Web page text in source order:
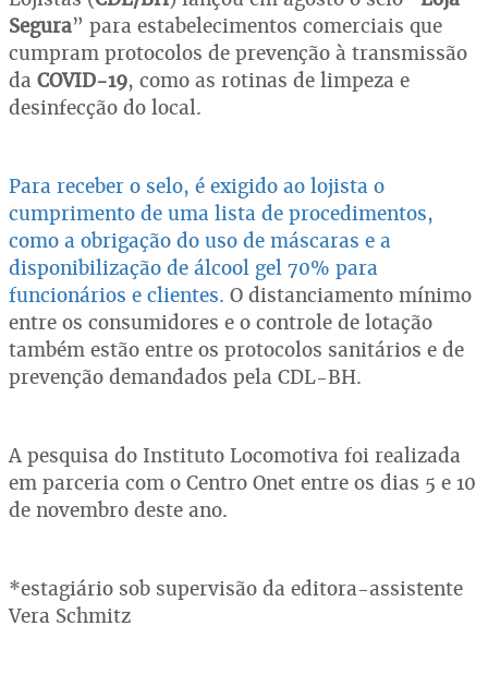
Segura” para estabelecimentos comerciais que
cumpram protocolos de prevenção à transmissão
da COVID-19, como as rotinas de limpeza e
desinfecção do local.
Para receber o selo, é exigido ao lojista o
cumprimento de uma lista de procedimentos,
como a obrigação do uso de máscaras e a
disponibilização de álcool gel 70% para
funcionários e clientes. O distanciamento mínimo
entre os consumidores e o controle de lotação
também estão entre os protocolos sanitários e de
prevenção demandados pela CDL-BH.
A pesquisa do Instituto Locomotiva foi realizada
em parceria com o Centro Onet entre os dias 5 e 10
de novembro deste ano.
*estagiário sob supervisão da editora-assistente
Vera Schmitz